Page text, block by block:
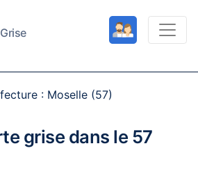
: Moselle (57)
grise dans le 57